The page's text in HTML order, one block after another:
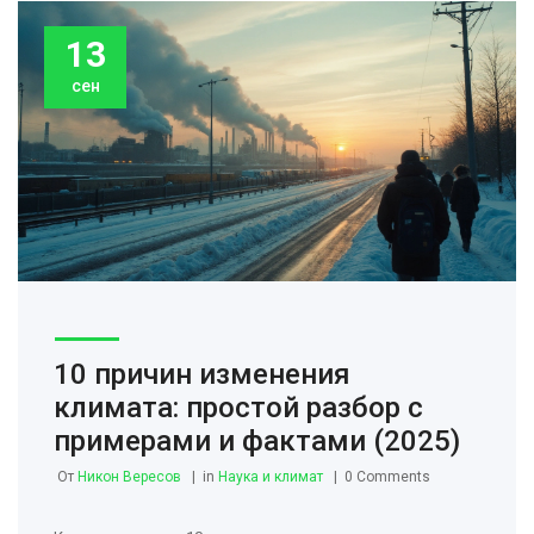
13
сен
10 причин изменения
климата: простой разбор с
примерами и фактами (2025)
От Никон Вересов in Наука и климат 0 Comments